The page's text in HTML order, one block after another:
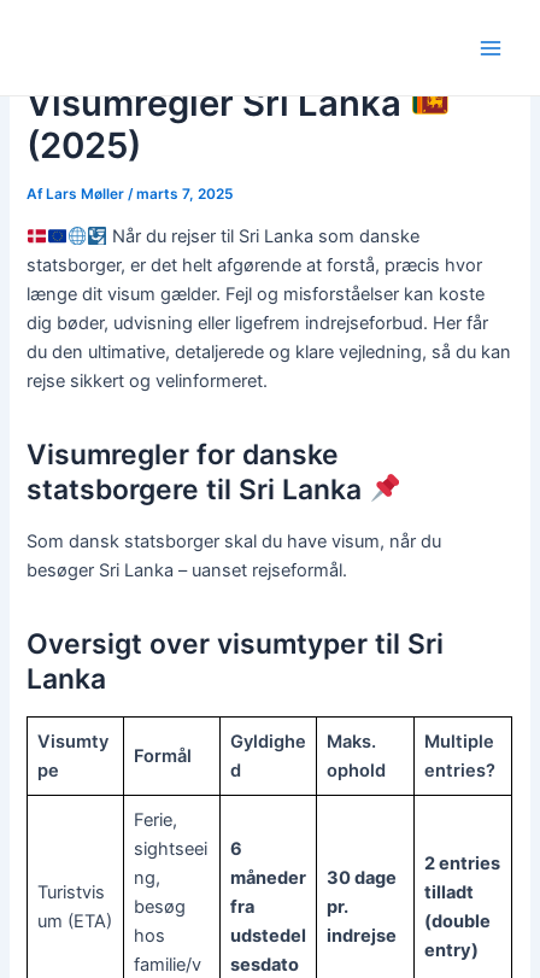
Visumregler Sri Lanka
(2025)
AfLars Møller /marts 7, 2025
Når du rejser til Sri Lanka som danske
statsborger, er det helt afgørende at forstå, præcis hvor
længe dit visum gælder. Fejl og misforståelser kan koste
dig bøder, udvisning eller ligefrem indrejseforbud. Her får
du den ultimative, detaljerede og klare vejledning, så du kan
rejse sikkert og velinformeret.
Visumregler for danske
statsborgere til Sri Lanka
Som dansk statsborger skal du have visum, når du
besøger Sri Lanka – uanset rejseformål.
Oversigt over visumtyper til Sri
Lanka
Visumty
pe
Formål
Gyldighe
d
Maks.
ophold
Multiple
entries?
Turistvis
um (ETA)
Ferie,
sightseei
ng,
besøg
hos
familie/v
6
måneder
fra
udstedel
sesdato
30 dage
pr.
indrejse
2 entries
tilladt
(double
entry)